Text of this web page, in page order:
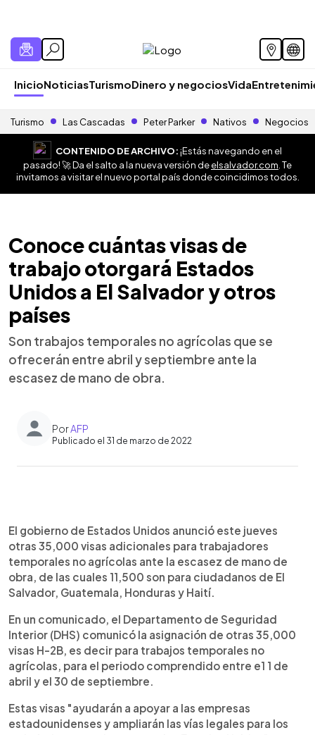
InicioNoticiasTurismoDinero y negociosVida
Turismo Las Cascadas Peter Parker Nativos Negocios
CONTENIDO DE ARCHIVO:¡Estás navegando en el
pasado! 🚀 Da el salto a la nueva versión deelsalvador.com . Te
invitamos a visitar el nuevo portal país donde coincidimos todos.
Conoce cuántas visas de
trabajo otorgará Estados
Unidos a El Salvador y otros
países
Son trabajos temporales no agrícolas que se
ofrecerán entre abril y septiembre ante la
escasez de mano de obra.
PorAFP
Publicado el 31 de marzo de 2022
► Escuchar artículo
El gobierno de Estados Unidos anunció este jueves
otras 35,000 visas adicionales para trabajadores
temporales no agrícolas ante la escasez de mano de
obra, de las cuales 11,500 son para ciudadanos de El
Salvador, Guatemala, Honduras y Haití.
En un comunicado, el Departamento de Seguridad
Interior (DHS) comunicó la asignación de otras 35,000
visas H-2B, es decir para trabajos temporales no
agrícolas, para el periodo comprendido entre e1 1 de
abril y el 30 de septiembre.
Estas visas "ayudarán a apoyar a las empresas
estadounidenses y ampliarán las vías legales para los